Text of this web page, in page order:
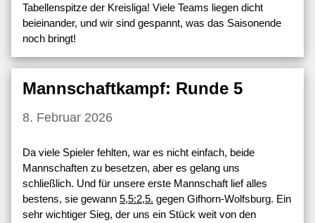
Tabellenspitze der Kreisliga! Viele Teams liegen dicht
beieinander, und wir sind gespannt, was das Saisonende
noch bringt!
Mannschaftkampf: Runde 5
8. Februar 2026
Da viele Spieler fehlten, war es nicht einfach, beide
Mannschaften zu besetzen, aber es gelang uns
schließlich. Und für unsere erste Mannschaft lief alles
bestens, sie gewann 5,5:2,5. gegen Gifhorn-Wolfsburg. Ein
sehr wichtiger Sieg, der uns ein Stück weit von den